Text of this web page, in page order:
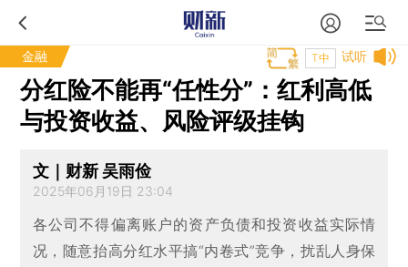
金融 试听
T中
分红险不能再“任性分”：红利高低
与投资收益、风险评级挂钩
文｜财新 吴雨俭
2025年06月19日 23:04
各公司不得偏离账户的资产负债和投资收益实际情
况，随意抬高分红水平搞“内卷式”竞争，扰乱人身保